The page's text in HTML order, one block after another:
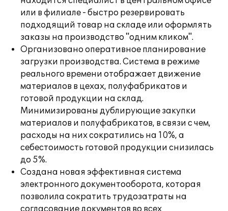
или в филиале - быстро резервировать
подходящий товар на складе или оформлять
заказы на производство "одним кликом".
Организовано оперативное планирование
загрузки производства. Система в режиме
реального времени отображает движение
материалов в цехах, полуфабрикатов и
готовой продукции на склад.
Минимизированы дублирующие закупки
материалов и полуфабрикатов, в связи с чем,
расходы на них сократились на 10%, а
себестоимость готовой продукции снизилась
до 5%.
Создана новая эффективная система
электронного документооборота, которая
позволила сократить трудозатраты на
согласование документов во всех